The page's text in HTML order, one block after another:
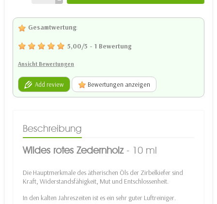
Gesamtwertung:
5,00/5 - 1 Bewertung
Ansicht Bewertungen
Add review Bewertungen anzeigen
Beschreibung
Wildes rotes Zedernholz - 10 ml
Die Hauptmerkmale des ätherischen Öls der Zirbelkiefer sind
Kraft, Widerstandsfähigkeit, Mut und Entschlossenheit.
In den kalten Jahreszeiten ist es ein sehr guter Luftreiniger.